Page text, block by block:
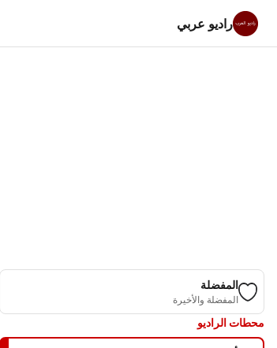
راديو عربي
المفضلة
المفضلة والأخيرة
محطات الراديو